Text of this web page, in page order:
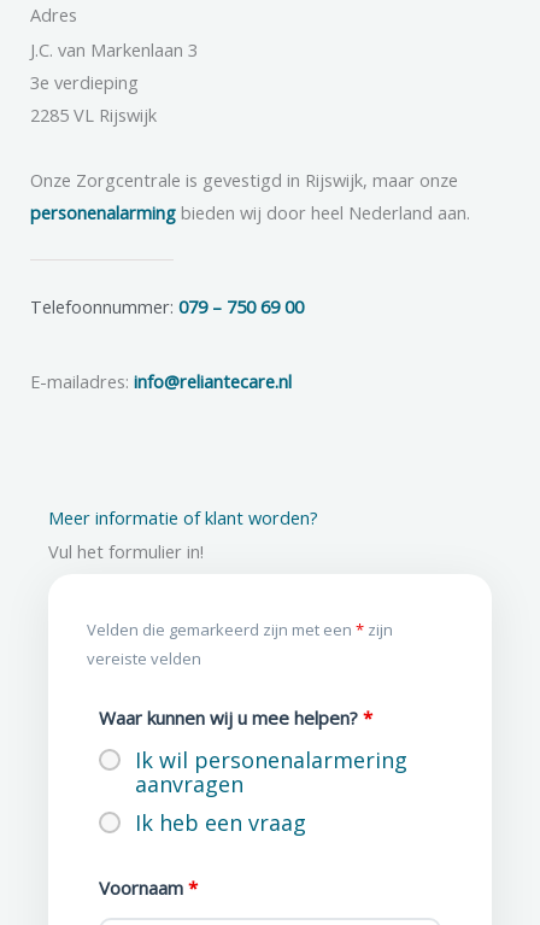
Adres
J.C. van Markenlaan 3
3e verdieping
2285 VL Rijswijk
Onze Zorgcentrale is gevestigd in Rijswijk, maar onze
personenalarming bieden wij door heel Nederland aan.
Telefoonnummer: 079 – 750 69 00
E-mailadres: info@reliantecare.nl
Meer informatie of klant worden?
Vul het formulier in!
Velden die gemarkeerd zijn met een * zijn
vereiste velden
Waar kunnen wij u mee helpen? *
Ik wil personenalarmering
aanvragen
Ik heb een vraag
Voornaam *